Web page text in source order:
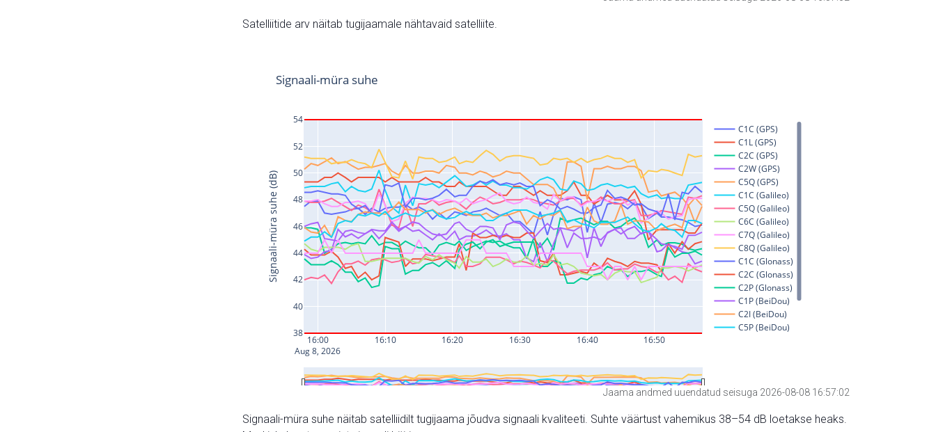
Satelliitide arv näitab tugijaamale nähtavaid satelliite.
Jaama andmed uuendatud seisuga 2026-08-08 16:57:02
Signaali-müra suhe näitab satelliidilt tugijaama jõudva signaali kvaliteeti. Suhte väärtust vahemikus 38–54 dB loetakse heaks.